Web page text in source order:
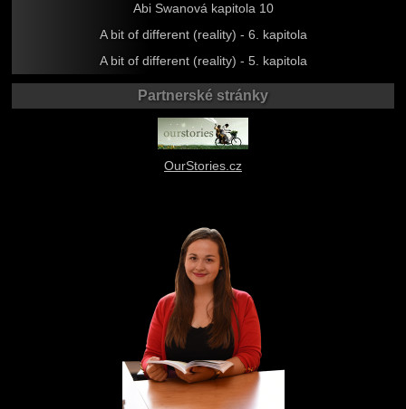
Abi Swanová kapitola 10
A bit of different (reality) - 6. kapitola
A bit of different (reality) - 5. kapitola
Partnerské stránky
OurStories.cz